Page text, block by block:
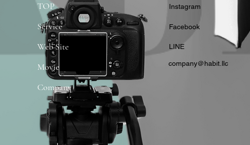
TOP
Service
Web Site
Movie
Company
Instagram
​Facebook
​LINE
company＠habit.llc